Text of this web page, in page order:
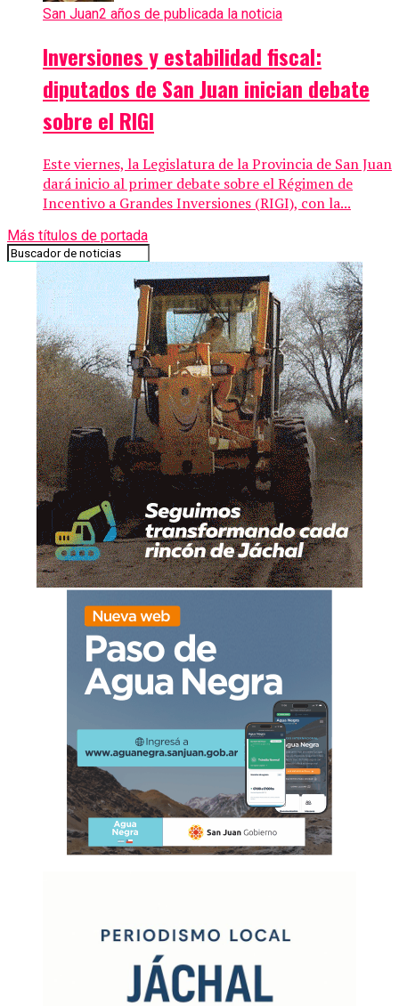
San Juan2 años de publicada la noticia
Inversiones y estabilidad fiscal:
diputados de San Juan inician debate
sobre el RIGI
Este viernes, la Legislatura de la Provincia de San Juan
dará inicio al primer debate sobre el Régimen de
Incentivo a Grandes Inversiones (RIGI), con la...
Más títulos de portada